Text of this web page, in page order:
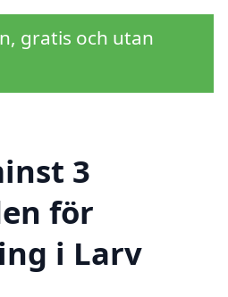
gratis och utan
3
för
i Larv